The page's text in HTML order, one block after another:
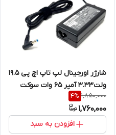
شارژر اورجینال لپ تاپ اچ پی 19.5
ولت3.33 آمپر 65 وات سوکت
آبی 3 میلی متر در 4.5 میلی متر
1,850,000
4%
1,760,000
افزودن به سبد